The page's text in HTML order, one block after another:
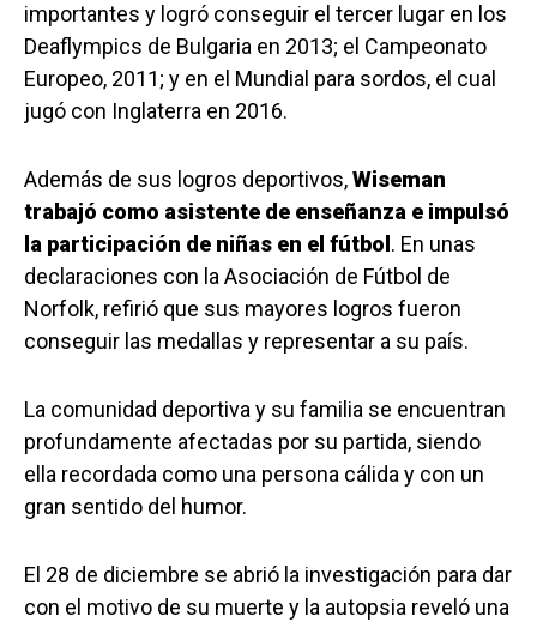
importantes y logró conseguir el tercer lugar en los
Deaflympics de Bulgaria en 2013; el Campeonato
Europeo, 2011; y en el Mundial para sordos, el cual
jugó con Inglaterra en 2016.
Además de sus logros deportivos,Wiseman
trabajó como asistente de enseñanza e impulsó
la participación de niñas en el fútbol . En unas
declaraciones con la Asociación de Fútbol de
Norfolk, refirió que sus mayores logros fueron
conseguir las medallas y representar a su país.
La comunidad deportiva y su familia se encuentran
profundamente afectadas por su partida, siendo
ella recordada como una persona cálida y con un
gran sentido del humor.
El 28 de diciembre se abrió la investigación para dar
con el motivo de su muerte y la autopsia reveló una